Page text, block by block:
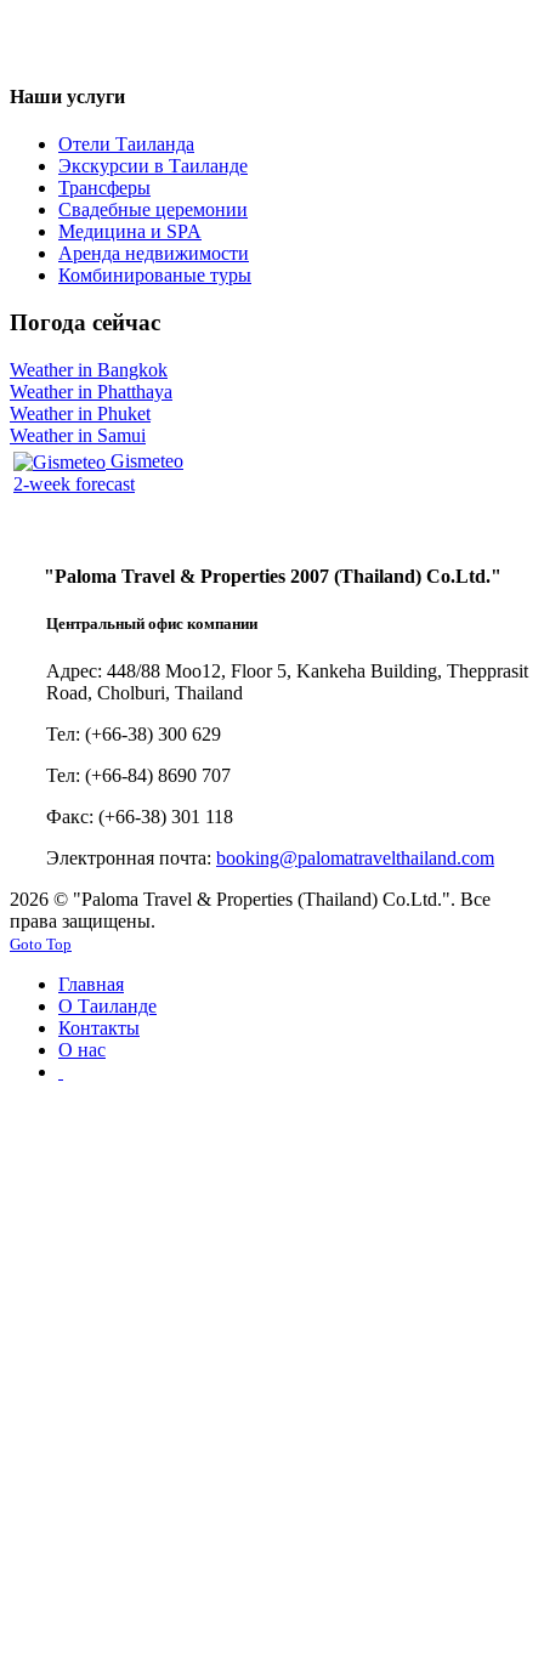
Наши услуги
Отели Таиланда
Экскурсии в Таиланде
Трансферы
Свадебные церемонии
Медицина и SPA
Аренда недвижимости
Комбинированые туры
Погода сейчас
Weather in Bangkok
Weather in Phatthaya
Weather in Phuket
Weather in Samui
Gismeteo
2-week forecast
"Paloma Travel & Properties 2007 (Thailand) Co.Ltd."
Центральный офис компании
Адрес: 448/88 Moo12, Floor 5, Kankeha Building, Thepprasit
Road, Cholburi, Thailand
Тел: (+66-38) 300 629
Тел: (+66-84) 8690 707
Факс: (+66-38) 301 118
Электронная почта: booking@palomatravelthailand.com
2026 © "Paloma Travel & Properties (Thailand) Co.Ltd.". Все
права защищены.
Goto Top
Главная
О Таиланде
Контакты
О нас